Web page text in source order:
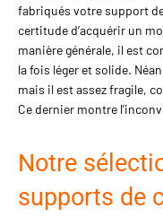
fabriqués votre support
certitude d’acquérir un
manière générale, il est
la fois léger et solide.
mais il est assez fragile,
Ce dernier montre
Notre
supports de